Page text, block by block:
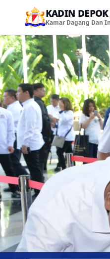
KADIN DEPOK
Kamar Dagang Dan